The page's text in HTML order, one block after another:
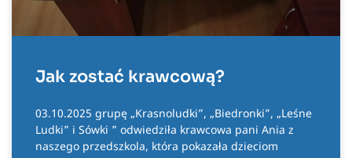
Jak zostać krawcową?
03.10.2025 grupę „Krasnoludki”, „Biedronki”, „Leśne
Ludki” i Sówki ” odwiedziła krawcowa pani Ania z
naszego przedszkola, która pokazała dzieciom